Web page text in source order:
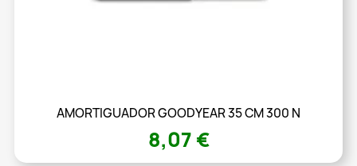
AMORTIGUADOR GOODYEAR 35 CM 300 N
8,07 €